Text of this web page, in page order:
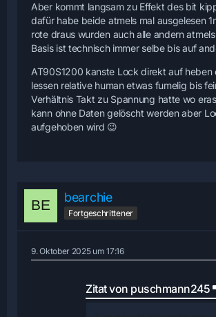
Aber kommt langsam zu Effekt des bit
dafür habe beide atmels mal ausgelesen
rote draus wurden auch alle andern
Basis ist technisch immer selbe bis auf
AT90S1200 kanste Lock direkt auf heben
lessen relative human etwas fumelig bis
Verhältnis Takt zu Spannung hatte wo
kann ohne Daten gelöscht werden aber
aufgehoben wird 😉
bearchie
Fortgeschrittener
9. Oktober 2025 um 17:16
Zitat von puschmann245